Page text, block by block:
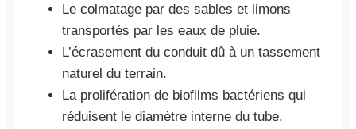
Le colmatage par des sables et limons
transportés par les eaux de pluie.
L’écrasement du conduit dû à un tassement
naturel du terrain.
La prolifération de biofilms bactériens qui
réduisent le diamètre interne du tube.